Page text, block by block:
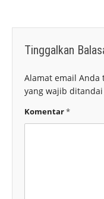
Tinggalkan
Alamat email Anda
yang wajib ditandai
Komentar*